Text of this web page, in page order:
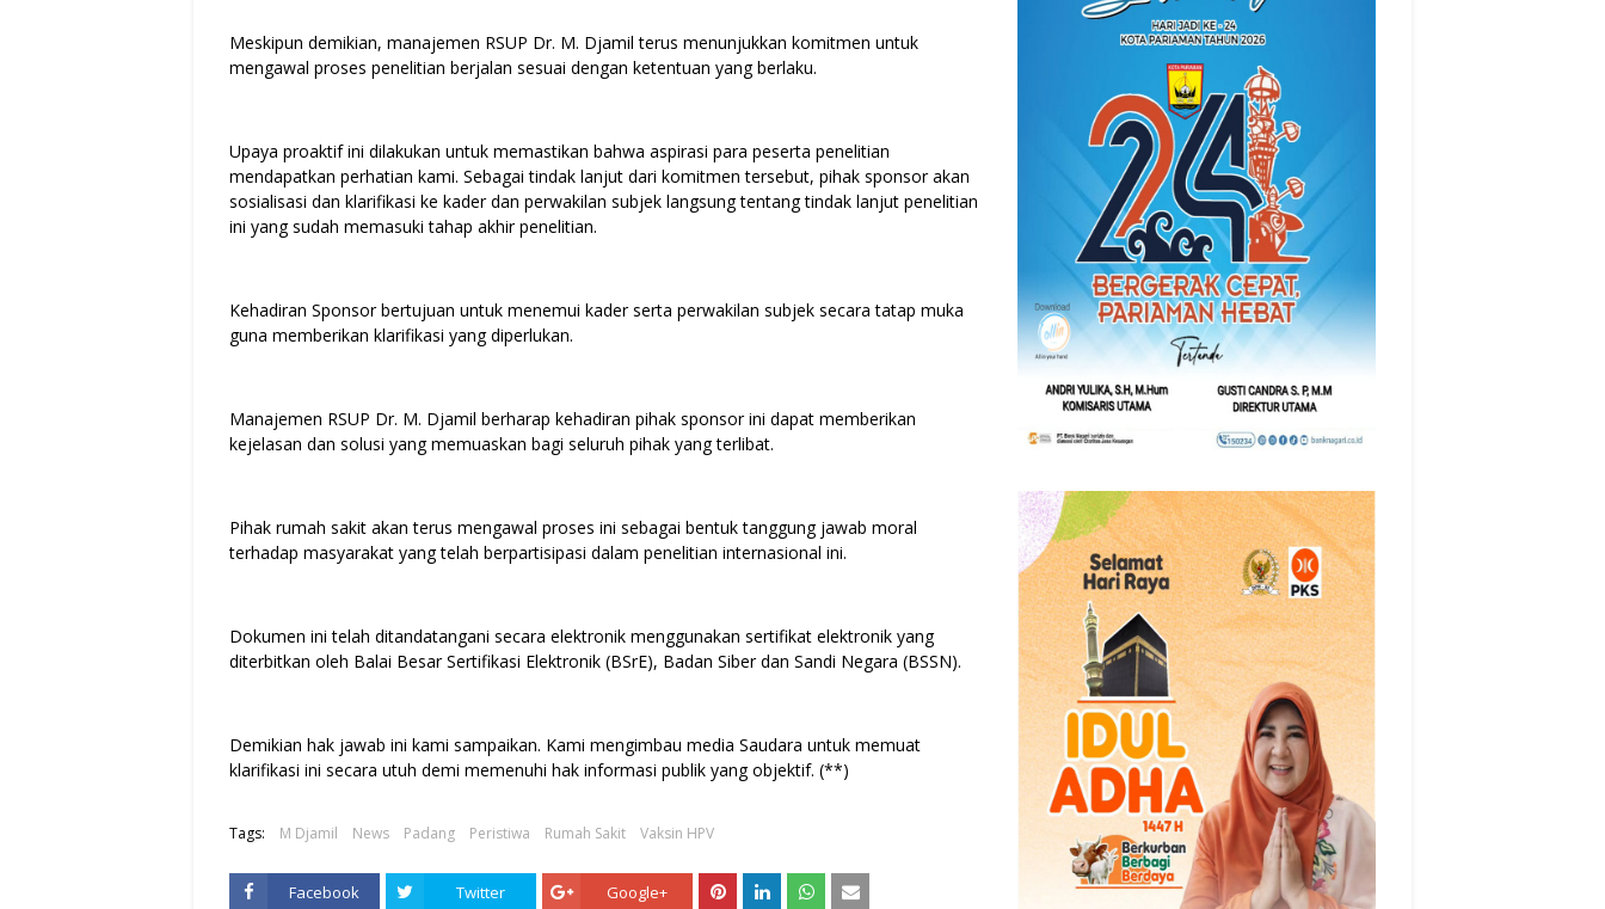
Meskipun demikian, manajemen RSUP Dr. M. Djamil terus menunjukkan komitmen untuk
mengawal proses penelitian berjalan sesuai dengan ketentuan yang berlaku.
Upaya proaktif ini dilakukan untuk memastikan bahwa aspirasi para peserta penelitian
mendapatkan perhatian kami. Sebagai tindak lanjut dari komitmen tersebut, pihak sponsor akan
sosialisasi dan klarifikasi ke kader dan perwakilan subjek langsung tentang tindak lanjut penelitian
ini yang sudah memasuki tahap akhir penelitian.
Kehadiran Sponsor bertujuan untuk menemui kader serta perwakilan subjek secara tatap muka
guna memberikan klarifikasi yang diperlukan.
Manajemen RSUP Dr. M. Djamil berharap kehadiran pihak sponsor ini dapat memberikan
kejelasan dan solusi yang memuaskan bagi seluruh pihak yang terlibat.
Pihak rumah sakit akan terus mengawal proses ini sebagai bentuk tanggung jawab moral
terhadap masyarakat yang telah berpartisipasi dalam penelitian internasional ini.
Dokumen ini telah ditandatangani secara elektronik menggunakan sertifikat elektronik yang
diterbitkan oleh Balai Besar Sertifikasi Elektronik (BSrE), Badan Siber dan Sandi Negara (BSSN).
Demikian hak jawab ini kami sampaikan. Kami mengimbau media Saudara untuk memuat
klarifikasi ini secara utuh demi memenuhi hak informasi publik yang objektif. (**)
Tags: M Djamil News Padang Peristiwa Rumah Sakit Vaksin HPV
Facebook Twitter Google+